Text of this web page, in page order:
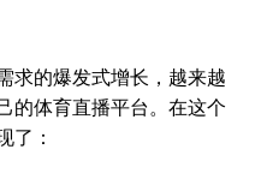
求的爆发式增长，越来越
的体育直播平台。在这个
了：